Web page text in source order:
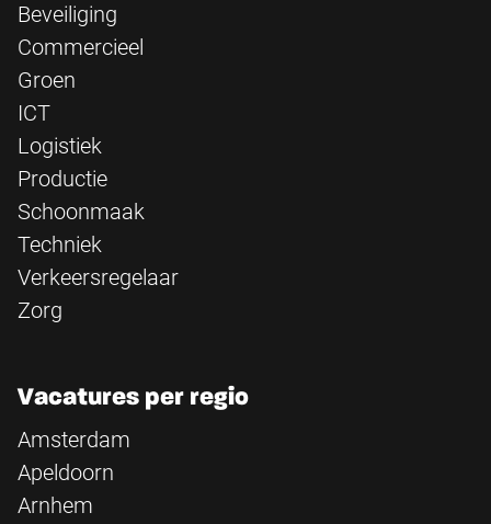
Beveiliging
Commercieel
Groen
ICT
Logistiek
Productie
Schoonmaak
Techniek
Verkeersregelaar
Zorg
Vacatures per regio
Amsterdam
Apeldoorn
Arnhem